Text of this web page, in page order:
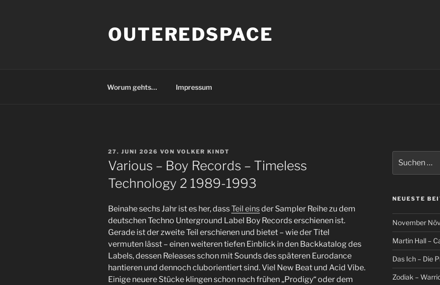
OUTEREDSPACE
Worum gehts… Impressum
VERÖFFENTLICHT
AM
27. JUNI 2026 VON VOLKER KINDT
Various – Boy Records – Timeless
Technology 2 1989-1993
Beinahe sechs Jahr ist es her, dassTeil einsder Sampler Reihe zu dem
deutschen Techno Unterground Label Boy Records erschienen ist.
Gerade ist der zweite Teil erschienen und bietet – wie der Titel
vermuten lässt – einen weiteren tiefen Einblick in den Backkatalog des
Labels, dessen Releases schon mit Sounds des späteren Eurodance
hantieren und dennoch cluborientiert sind. Viel New Beat und Acid Vibe.
Einige neuere Stücke klingen schon nach frühen „Prodigy“ oder dem
nach:
NEUESTE
November
Martin Hall –
Das Ich – Die
Zodiak –